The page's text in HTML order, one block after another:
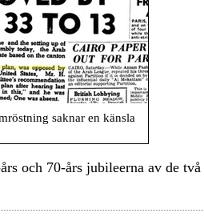
saknar en känsla
och 70-års jubileerna av de två